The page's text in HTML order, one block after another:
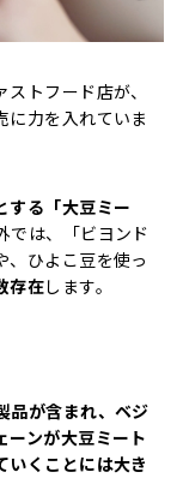
トフード店が、
に力を入れていま
する「大豆ミー
では、「ビヨンド
、ひよこ豆を使っ
存在します。
品が含まれ、ベジ
ーンが大豆ミート
いくことには大き